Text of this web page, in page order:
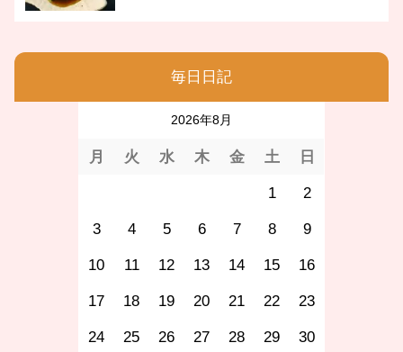
毎日日記
2026年8月
月 火 水 木 金 土 日
1 2
3 4 5 6 7 8 9
10 11 12 13 14 15 16
17 18 19 20 21 22 23
24 25 26 27 28 29 30